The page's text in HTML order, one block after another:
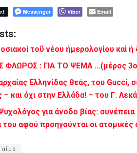
Messenger Viber Email
τοῦ νέου ἡμερολογίου καὶ
ΦΛΩΡΟΣ : ΓΙΑ ΤΟ ΨΕΜΑ …(μέρος
Ελληνίδας θεάς, του Gucci,
– και όχι στην Ελλάδα! – του Γ.
για άνοδο βίας:
του αφού προηγούνται οι